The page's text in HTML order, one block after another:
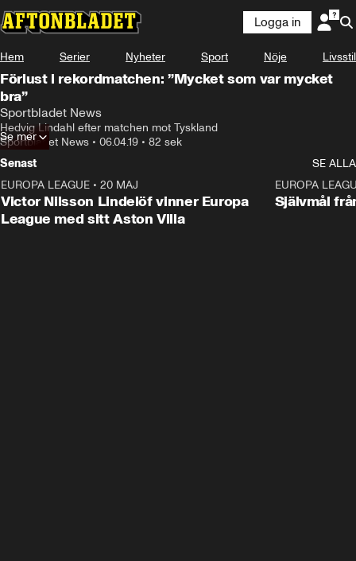
Logga in
Hem Serier Nyheter Sport Nöje Livsstil
Förlust i rekordmatchen: ”Mycket som var mycket
bra”
Sportbladet News
Hedvig Lindahl efter matchen mot Tyskland
Sportbladet News • 06.04.19 • 82 sek
Se mer
Senast
SE ALLA
EUROPA LEAGUE • 20 MAJ
Victor Nilsson Lindelöf vinner Europa
League med sitt Aston Villa
EUROPA
Självmål